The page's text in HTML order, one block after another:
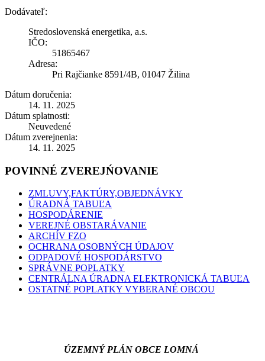
Dodávateľ:
Stredoslovenská energetika, a.s.
IČO:
51865467
Adresa:
Pri Rajčianke 8591/4B, 01047 Žilina
Dátum doručenia:
14. 11. 2025
Dátum splatnosti:
Neuvedené
Dátum zverejnenia:
14. 11. 2025
POVINNÉ ZVEREJŃOVANIE
ZMLUVY,FAKTÚRY,OBJEDNÁVKY
ÚRADNÁ TABUĽA
HOSPODÁRENIE
VEREJNÉ OBSTARÁVANIE
ARCHÍV FZO
OCHRANA OSOBNÝCH ÚDAJOV
ODPADOVÉ HOSPODÁRSTVO
SPRÁVNE POPLATKY
CENTRÁLNA ÚRADNA ELEKTRONICKÁ TABUĽA
OSTATNÉ POPLATKY VYBERANÉ OBCOU
ÚZEMNÝ PLÁN OBCE LOMNÁ